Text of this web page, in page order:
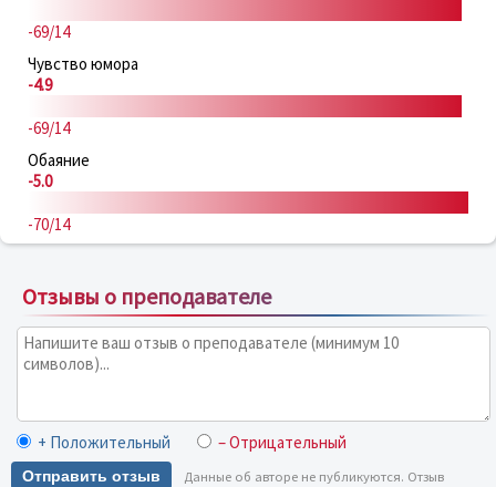
-69/14
Чувство юмора
-4.9
-69/14
Обаяние
-5.0
-70/14
Отзывы о преподавателе
+ Положительный – Отрицательный
Отправить отзыв
Данные об авторе не публикуются. Отзыв